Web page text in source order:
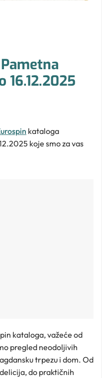
16.12.2025
kataloga
koje smo za vas
kataloga, važeće od
pregled neodoljivih
trpezu i dom. Od
do praktičnih